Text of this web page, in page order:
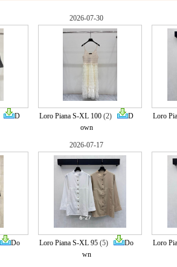
D
2026-07-30
Loro Piana S-XL 100 (2)
D
own
Loro
Do
2026-07-17
Loro Piana S-XL 95 (5)
Do
wn
Loro